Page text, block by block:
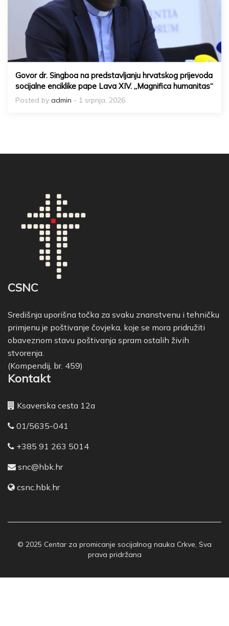
Govor dr. Singboa na predstavljanju hrvatskog prijevoda
socijalne enciklike pape Lava XIV. „Magnifica humanitas“
Posted by admin - 1 srpnja, 2026
CSNC
Središnja uporišna točka za svaku znanstvenu i tehničku
primjenu je poštivanje čovjeka, koje se mora pridružiti
obaveznom stavu poštivanja spram ostalih živih
stvorenja.
(Kompendij, br. 459)
Kontakt
Ksaverska cesta 12a
01/5635-041
+385 91 263 5014
snc@hbk.hr
csnc.hbk.hr
© 2025 Centar za promicanje socijalnog nauka Crkve, Sva
prava pridržana